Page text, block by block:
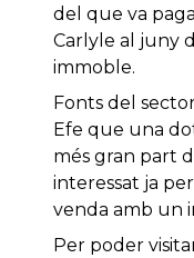
del que va
Carlyle al juny
immoble.
Fonts del
Efe que una
més gran part
interessat ja
venda amb un
Per poder